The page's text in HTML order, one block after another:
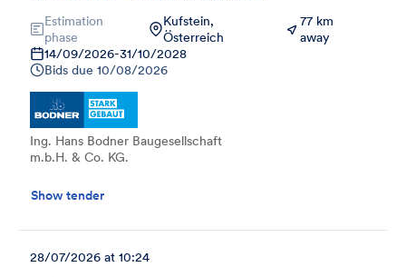
Estimation
phase
Kufstein,
Österreich
77 km
away
14/09/2026-31/10/2028
Bids due 10/08/2026
Ing. Hans Bodner Baugesellschaft
m.b.H. & Co. KG.
Show tender
28/07/2026 at 10:24